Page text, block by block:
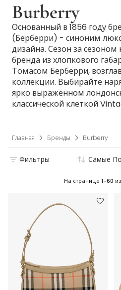
Burberry
Основанный в 1856 году
(Берберри) - синоним
дизайна. Сезон за
бренда из хлопкового
Томасом Берберри,
коллекции. Выбирайте
ярко выраженном
классической клеткой
Главная Бренды Burberry
Фильтры Самые
На странице 1-60 из